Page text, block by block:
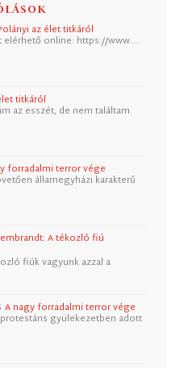
az élet titkáról
elérhető online: https://www.…
titkáról
az esszét, de nem találtam.
forradalmi terror vége
államegyházi karakterű
A tékozló fiú
fiúk vagyunk azzal a
A nagy forradalmi terror vége
gyülekezetben adott